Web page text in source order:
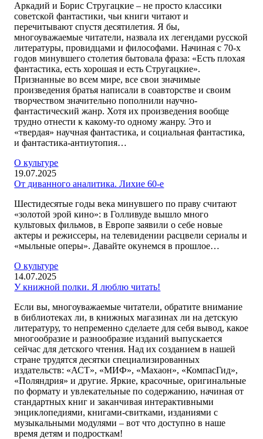
Аркадий и Борис Стругацкие – не просто классики
советской фантастики, чьи книги читают и
перечитывают спустя десятилетия. Я бы,
многоуважаемые читатели, назвала их легендами русской
литературы, провидцами и философами. Начиная с 70-х
годов минувшего столетия бытовала фраза: «Есть плохая
фантастика, есть хорошая и есть Стругацкие».
Признанные во всем мире, все свои значимые
произведения братья написали в соавторстве и своим
творчеством значительно пополнили научно-
фантастический жанр. Хотя их произведения вообще
трудно отнести к какому-то одному жанру. Это и
«твердая» научная фантастика, и социальная фантастика,
и фантастика-антиутопия…
О культуре
19.07.2025
От диванного аналитика. Лихие 60-е
Шестидесятые годы века минувшего по праву считают
«золотой эрой кино»: в Голливуде вышло много
культовых фильмов, в Европе заявили о себе новые
актеры и режиссеры, на телевидении расцвели сериалы и
«мыльные оперы». Давайте окунемся в прошлое…
О культуре
14.07.2025
У книжной полки. Я люблю читать!
Если вы, многоуважаемые читатели, обратите внимание
в библиотеках ли, в книжных магазинах ли на детскую
литературу, то непременно сделаете для себя вывод, какое
многообразие и разнообразие изданий выпускается
сейчас для детского чтения. Над их созданием в нашей
стране трудятся десятки специализированных
издательств: «АСТ», «МИФ», «Махаон», «КомпасГид»,
«Поляндрия» и другие. Яркие, красочные, оригинальные
по формату и увлекательные по содержанию, начиная от
стандартных книг и заканчивая интерактивными
энциклопедиями, книгами-свитками, изданиями с
музыкальными модулями – вот что доступно в наше
время детям и подросткам!